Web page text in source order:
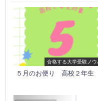
合格する大学受験ノウ
５月のお便り 高校２年生